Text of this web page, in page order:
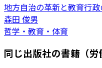
地方自治の革新と教育行
森田 俊男
哲学・教育・体育
同じ出版社の書籍（労